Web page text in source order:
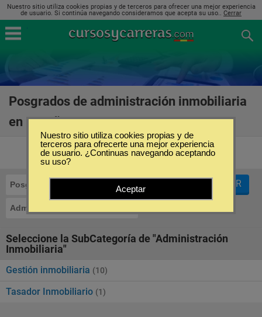
Nuestro sitio utiliza cookies propias y de terceros para ofrecer una mejor experiencia
de usuario. Si continúa navegando consideramos que acepta su uso.. Cerrar
Posgrados de administración inmobiliaria
en España
Posgrados
Administración Inmobiliaria
FILTRAR
Seleccione la SubCategoría de "Administración
Inmobiliaria"
Gestión inmobiliaria (10)
Tasador Inmobiliario (1)
Nuestro sitio utiliza cookies propias y de
terceros para ofrecerte una mejor experiencia
de usuario. ¿Continuas navegando aceptando
su uso?
Aceptar